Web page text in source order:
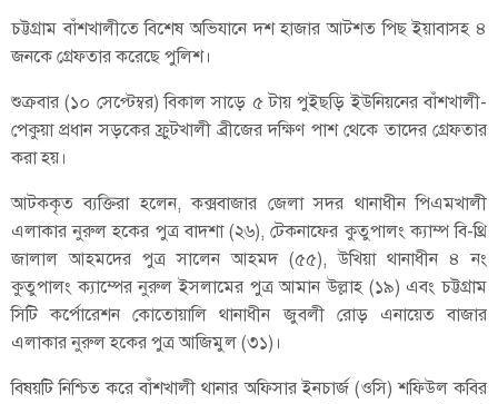
চট্টগ্রাম বাঁশখালীতে বিশেষ অভিযানে দশ হাজার আটশত পিছ ইয়াবাসহ ৪
জনকে গ্রেফতার করেছে পুলিশ।
শুক্রবার (১০ সেপ্টেম্বর) বিকাল সাড়ে ৫ টায় পুইছড়ি ইউনিয়নের বাঁশখালী-
পেকুয়া প্রধান সড়কের ফ্রুটখালী ব্রীজের দক্ষিণ পাশ থেকে তাদের গ্রেফতার
করা হয়।
আটককৃত ব্যক্তিরা হলেন, কক্সবাজার জেলা সদর থানাধীন পিএমখালী
এলাকার নুরুল হকের পুত্র বাদশা (২৬), টেকনাফের কুতুপালং ক্যাম্প বি-থ্রি
জালাল আহমদের পুত্র সালেন আহমদ (৫৫), উখিয়া থানাধীন ৪ নং
কুতুপালং ক্যাম্পের নুরুল ইসলামের পুত্র আমান উল্লাহ (১৯) এবং চট্টগ্রাম
সিটি কর্পোরেশন কোতোয়ালি থানাধীন জুবলী রোড় এনায়েত বাজার
এলাকার নুরুল হকের পুত্র আজিমুল (৩১)।
বিষয়টি নিশ্চিত করে বাঁশখালী থানার অফিসার ইনচার্জ (ওসি) শফিউল কবির